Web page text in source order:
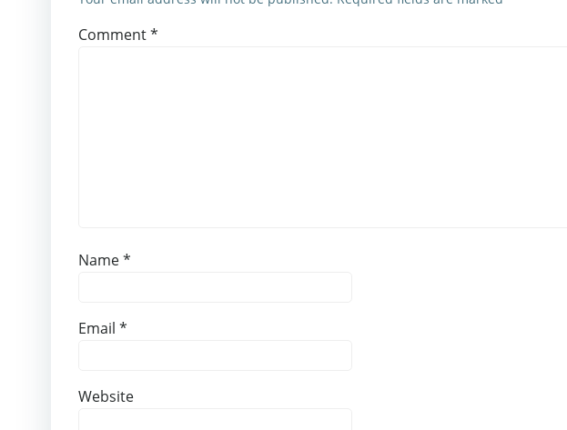
Comment*
Name*
Email *
Website